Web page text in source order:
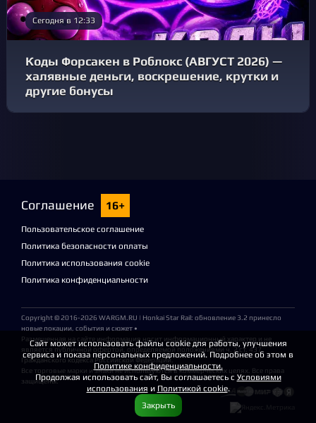
Сегодня в 12:33
Коды Форсакен в Роблокс (АВГУСТ 2026) —
халявные деньги, воскрешение, крутки и
другие бонусы
Соглашение 16+
Пользовательское соглашение
Политика безопасности оплаты
Политика использования cookie
Политика конфиденциальности
Copyright © 2016-2026 WARGM.RU | Honkai Star Rail: обновление 3.2 принесло
новые локации, события и сюжет •
Размещенная на сайте информация носит информационный характер и не
является публичной офертой, определяемой положениями ч. 2 ст. 437
Гражданского кодекса Российской Федерации.
Все торговые марки и знаки не используются в коммерческих целях. Все права
защищены.
Сайт может использовать файлы cookie для работы, улучшения
сервиса и показа персональных предложений. Подробнее об этом в
Политике конфиденциальности.
Продолжая использовать сайт, Вы соглашаетесь с Условиями
использования и Политикой cookie.
Закрыть